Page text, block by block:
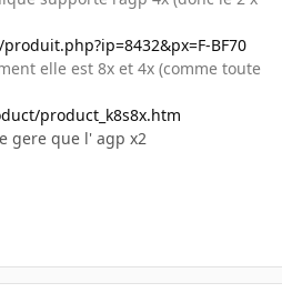
BF70
elle est 8x et 4x (comme toute
product_k8s8x.htm
gere que l' agp x2